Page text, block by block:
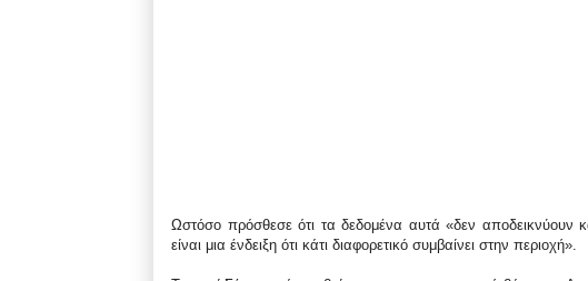
Ωστόσο πρόσθεσε ότι τα δεδομένα αυτά «δεν αποδεικνύουν
είναι μια ένδειξη ότι κάτι διαφορετικό συμβαίνει στην περιοχή».